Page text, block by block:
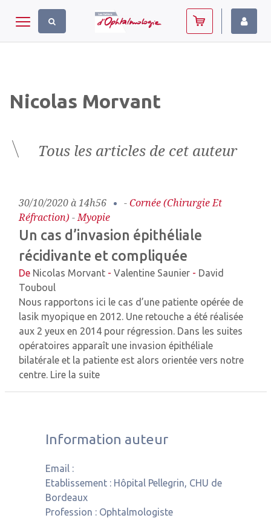
Toggle navigation
Nicolas Morvant
Tous les articles de cet auteur
30/10/2020 à 14h56 -Cornée (chirurgie Et
Réfraction) -Myopie
Un cas d’invasion épithéliale
récidivante et compliquée
De Nicolas Morvant - Valentine Saunier - David
Touboul
Nous rapportons ici le cas d’une patiente opérée de
lasik myopique en 2012. Une retouche a été réalisée
aux 2 yeux en 2014 pour régression. Dans les suites
opératoires apparaît une invasion épithéliale
bilatérale et la patiente est alors orientée vers notre
centre. Lire la suite
Information auteur
Email :
Etablissement : Hôpital Pellegrin, CHU de
Bordeaux
Profession : Ophtalmologiste
Panneau de gestion des cookies